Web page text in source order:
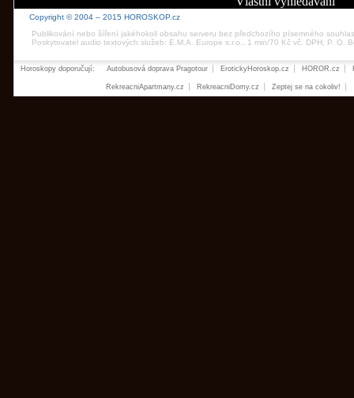
Copyright © 2004 – 2015 HOROSKOP.cz
Publikování nebo šíření jakéhokoli obsahu serveru bez předchozího písemného
Poskytovatel audio textových služeb: E.M.A. Europe s.r.o., 1 min/70 Kč vč. DPH, P. O.
Horoskopy doporučují: Autobusová doprava Pragotour ErotickyHoroskop.cz HOROR.cz
RekreacniApartmany.cz RekreacniDomy.cz Zeptej se na cokoliv!